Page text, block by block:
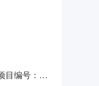
编号：